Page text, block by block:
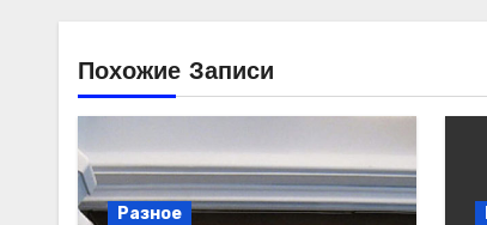
Похожие Записи
Разное